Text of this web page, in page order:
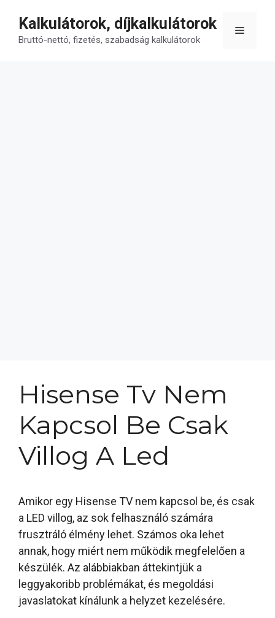
tartalomba
Kalkulátorok, díjkalkulátorok
Bruttó-nettó, fizetés, szabadság kalkulátorok
Menü
Hisense Tv Nem
Kapcsol Be Csak
Villog A Led
Amikor egy Hisense TV nem kapcsol be, és csak
a LED villog, az sok felhasználó számára
frusztráló élmény lehet. Számos oka lehet
annak, hogy miért nem működik megfelelően a
készülék. Az alábbiakban áttekintjük a
leggyakoribb problémákat, és megoldási
javaslatokat kínálunk a helyzet kezelésére.